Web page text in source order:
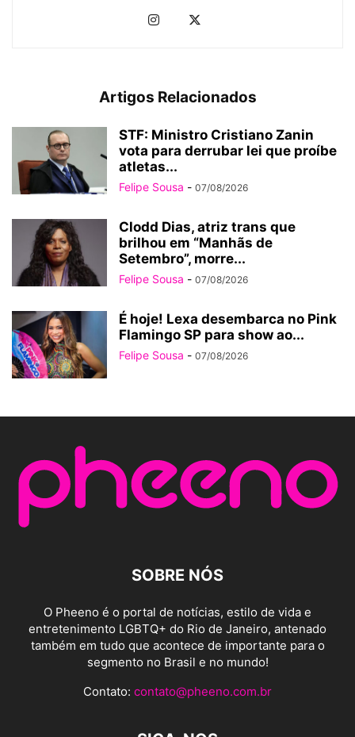
Artigos Relacionados
STF: Ministro Cristiano Zanin
vota para derrubar lei que proíbe
atletas...
Felipe Sousa - 07/08/2026
Clodd Dias, atriz trans que
brilhou em “Manhãs de
Setembro”, morre...
Felipe Sousa - 07/08/2026
É hoje! Lexa desembarca no Pink
Flamingo SP para show ao...
Felipe Sousa - 07/08/2026
SOBRE NÓS
O Pheeno é o portal de notícias, estilo de vida e
entretenimento LGBTQ+ do Rio de Janeiro, antenado
também em tudo que acontece de importante para o
segmento no Brasil e no mundo!
Contato: contato@pheeno.com.br